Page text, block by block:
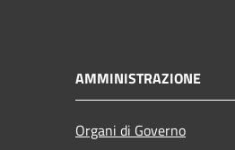
AMMINISTRAZIONE
Organi di Governo